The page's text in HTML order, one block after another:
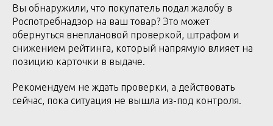
Вы обнаружили, что покупатель подал жалобу в
Роспотребнадзор на ваш товар? Это может
обернуться внеплановой проверкой, штрафом и
снижением рейтинга, который напрямую влияет на
позицию карточки в выдаче.
Рекомендуем не ждать проверки, а действовать
сейчас, пока ситуация не вышла из-под контроля.